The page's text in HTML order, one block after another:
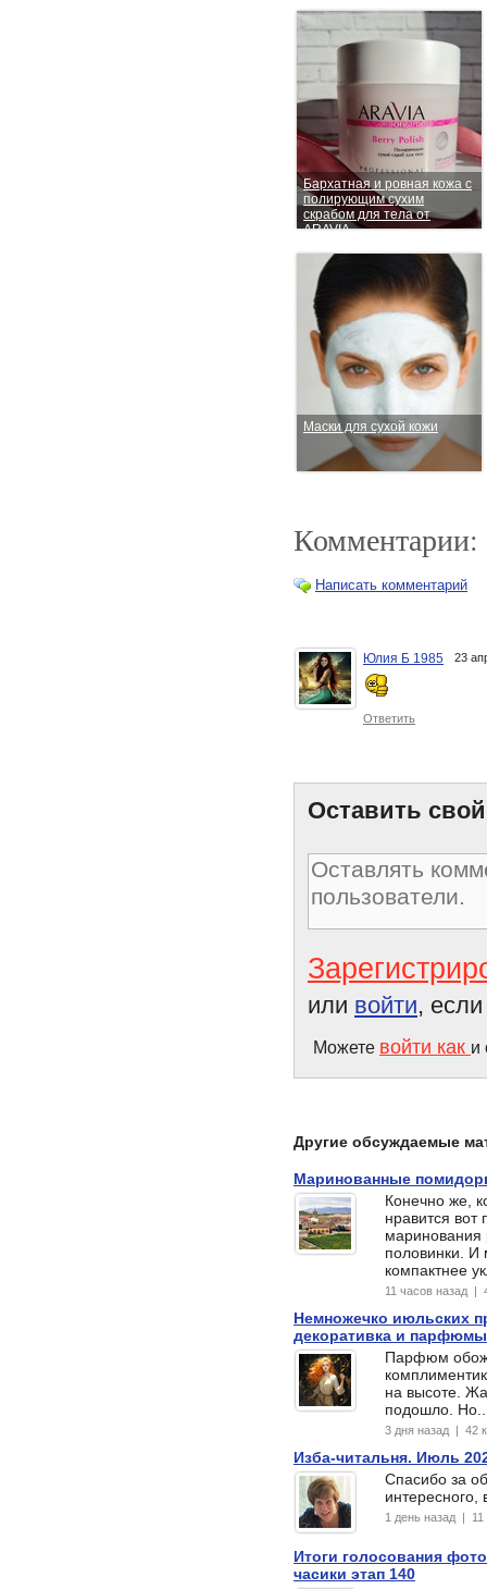
Бархатная и ровная кожа с
полирующим сухим
скрабом для тела от
ARAVIA
Маски для сухой кожи
Маски и скрабы для
жирной кожи
Комментарии:
Написать комментарий
Юлия Б 1985 23
Ответить
Оставить
или войти,
Можете войти как и
Другие обсуждаемые
Маринованные
Конечно же,
нравится
маринования
половинки. И
компактнее
11 часов назад |
Немножечко июльских
декоративка и
Парфюм
на высоте.
подошло.
3 дня назад | 42
Изба-читальня. Июль
Спасибо за
интересного,
1 день назад | 11
Итоги голосования
часики этап 140